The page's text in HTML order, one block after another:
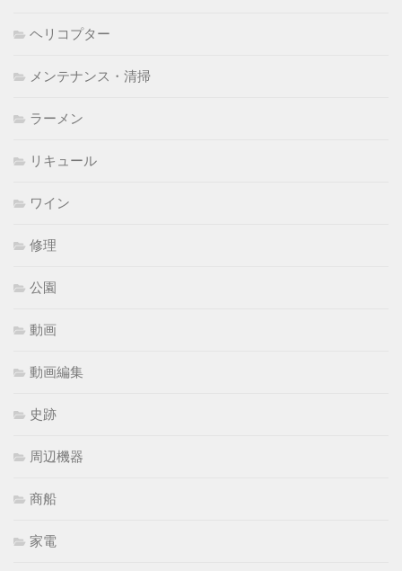
ヘリコプター
メンテナンス・清掃
ラーメン
リキュール
ワイン
修理
公園
動画
動画編集
史跡
周辺機器
商船
家電